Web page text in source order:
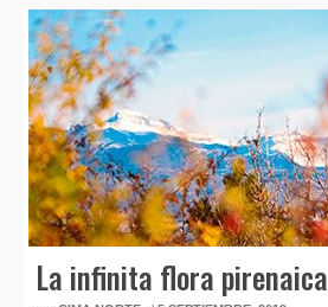
La infinita flora pirenaica